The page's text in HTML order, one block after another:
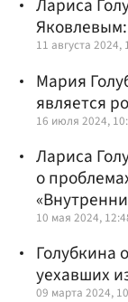
Лариса
11 августа 2024,
Мария
является
16 июля 2024,
Лариса
о
10 мая 2024,
Голубкина
уехавших
09 марта 2024,